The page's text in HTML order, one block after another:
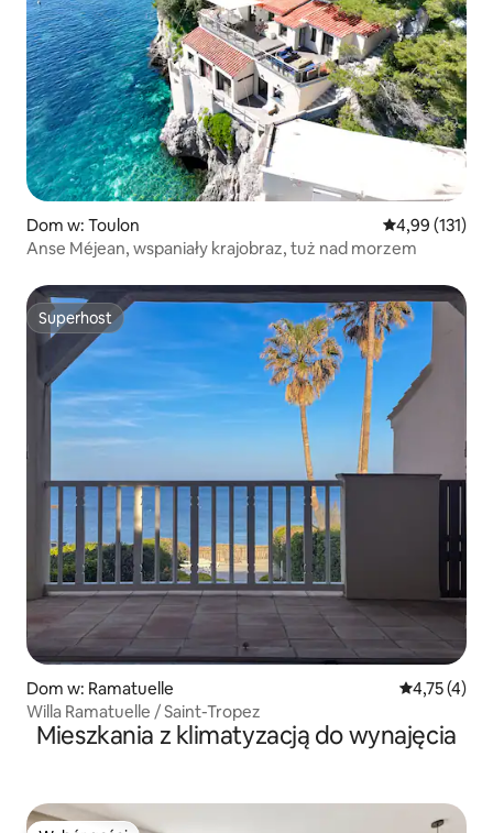
Dom w: Toulon Średnia
4,99 (131)
Anse Méjean, wspaniały krajobraz, tuż nad morzem
Superhost
Superhost
Dom w: Ramatuelle Średnia
4,75 (4)
Willa Ramatuelle / Saint-Tropez
Mieszkania z klimatyzacją do wynajęcia